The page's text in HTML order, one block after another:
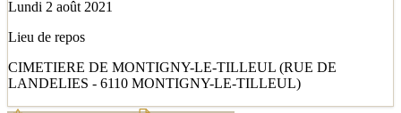
Lundi 2 août 2021
Lieu de repos
CIMETIERE DE MONTIGNY-LE-TILLEUL (RUE DE
LANDELIES - 6110 MONTIGNY-LE-TILLEUL)